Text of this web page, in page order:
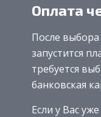
Оплата
После выбора
запустится
требуется
банковская
Если у Вас